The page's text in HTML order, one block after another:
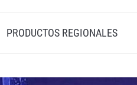
PRODUCTOS REGIONALES